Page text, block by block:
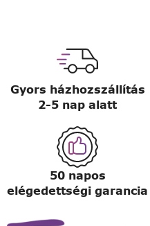
Gyors házhozszállítás
2-5 nap alatt
50 napos
elégedettségi garancia